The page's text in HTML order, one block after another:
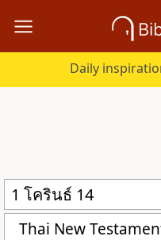
Daily